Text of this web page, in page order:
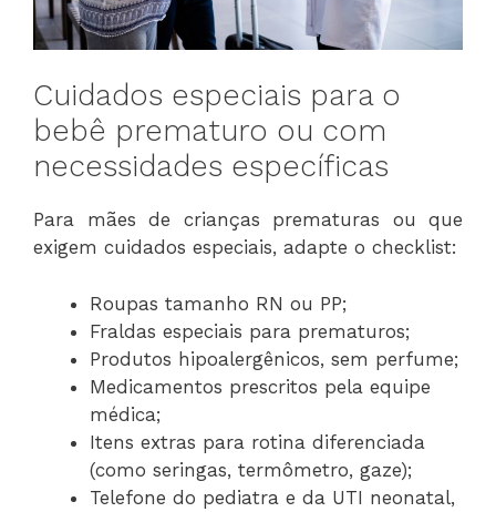
Cuidados especiais para o
bebê prematuro ou com
necessidades específicas
Para mães de crianças prematuras ou que
exigem cuidados especiais, adapte o checklist:
Roupas tamanho RN ou PP;
Fraldas especiais para prematuros;
Produtos hipoalergênicos, sem perfume;
Medicamentos prescritos pela equipe
médica;
Itens extras para rotina diferenciada
(como seringas, termômetro, gaze);
Telefone do pediatra e da UTI neonatal,